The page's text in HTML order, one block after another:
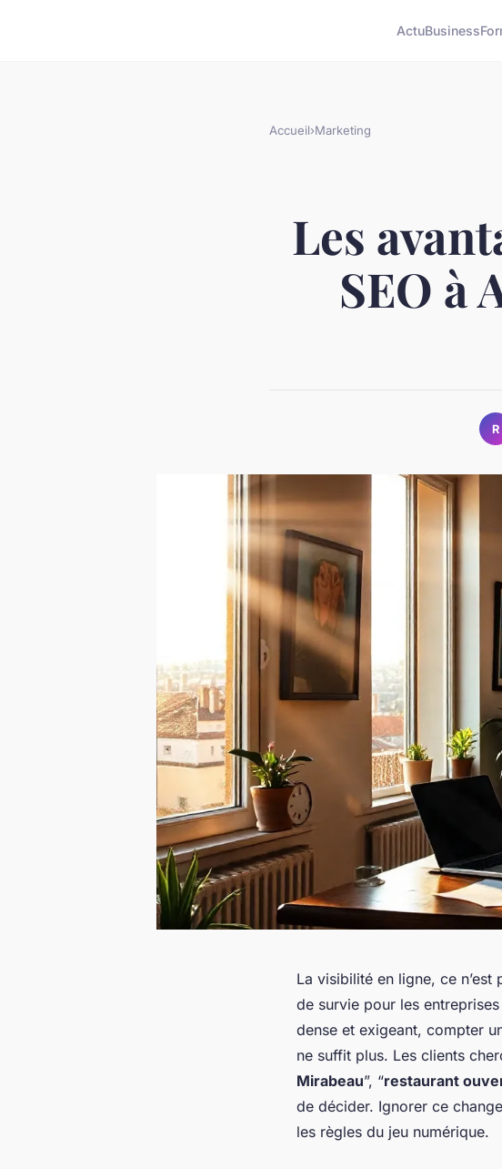
ActuBusiness
Accueil›Marketing
Les
SEO à
R
La visibilité en ligne, ce n’est
de survie pour les
dense et exigeant, compter
ne suffit plus. Les clients
Mirabeau”, “restaurant
de décider. Ignorer ce
les règles du jeu numérique.